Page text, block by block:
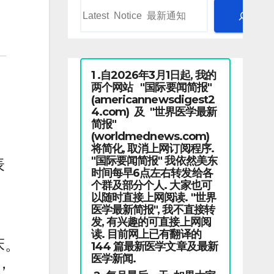
1 .自2026年3月1日起, 我的
两个网站 "国际要闻简报"
(americannewsdigest2
4.com) 及 "世界医学最新
简报"
(worldmednews.com)
将简化, 取消上网订阅程序.
"国际要闻简报" 我依然美东
时间每早6点左右转发给各
个群及部分个人. 大家也可
以随时直接上网阅读. "世界
医学最新简报", 我不直接转
发, 有兴趣的可直接上网阅
读. 目前网上已有翻译的
144 篇最新医学文章及最新
医学新闻.